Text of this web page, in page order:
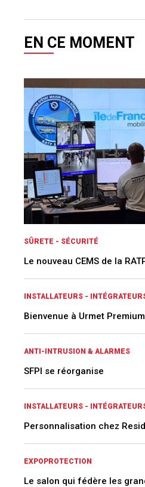
EN CE MOMENT
SÛRETE - SÉCURITÉ
Le nouveau CEMS de la
INSTALLATEURS -
Bienvenue à Urmet
ANTI-INTRUSION & ALARMES
SFPI se réorganise
INSTALLATEURS -
Personnalisation chez
EXPOPROTECTION
Le salon qui fédère les